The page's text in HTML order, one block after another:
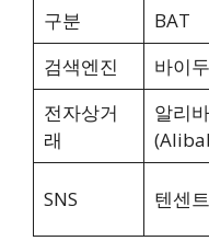
구분 BAT
검색엔진
바이
전자상거
래
알리
SNS 텐센